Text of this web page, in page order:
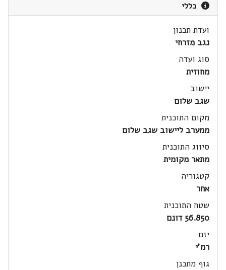
כללי
ועדת תכנון
נגב מזרחי
סוג ועדה
מחוזית
יישוב
שגב שלום
מקום התוכנית
ממערב ליישוב שגב שלום
סיווג התוכנית
מתאר מקומית
קטגוריה
אחר
שטח התוכנית
56.850 דונם
יזם
רמ'י
גוף מתכנן